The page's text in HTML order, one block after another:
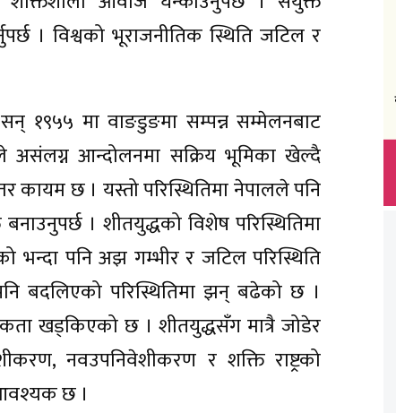
। विश्वको भूराजनीतिक स्थिति जटिल र
१९५५ मा वाङडुङमा सम्पन्न सम्मेलनबाट
असंलग्न आन्दोलनमा सक्रिय भूमिका खेल्दै
कायम छ । यस्तो परिस्थितिमा नेपालले पनि
। शीतयुद्धको विशेष परिस्थितिमा
भन्दा पनि अझ गम्भीर र जटिल परिस्थिति
बदलिएको परिस्थितिमा झन् बढेको छ ।
खड्किएको छ । शीतयुद्धसँग मात्रै जोडेर
नवउपनिवेशीकरण र शक्ति राष्ट्रको
छ ।